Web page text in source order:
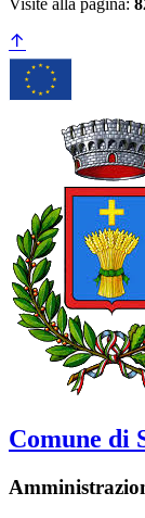
Visite alla pagina:
Comune di